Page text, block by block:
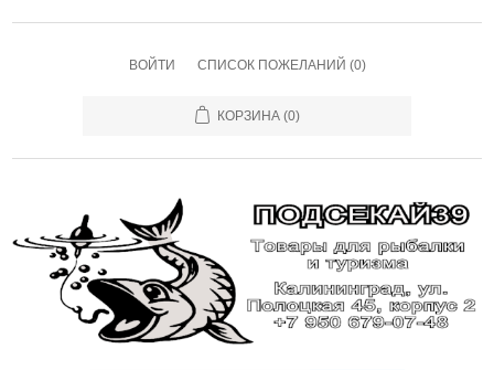
ВОЙТИ СПИСОК ПОЖЕЛАНИЙ (0)
КОРЗИНА (0)